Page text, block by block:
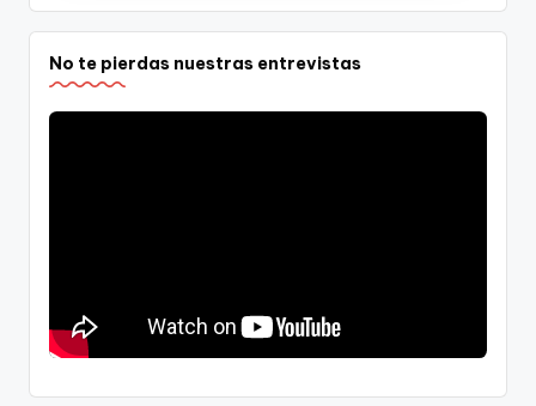
No te pierdas nuestras entrevistas